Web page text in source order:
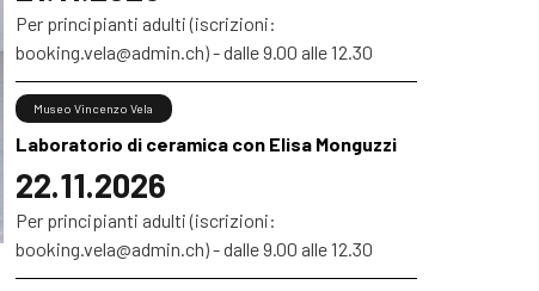
Per principianti adulti (iscrizioni:
booking.vela@admin.ch) - dalle 9.00 alle 12.30
Laboratorio di ceramica con Elisa Monguzzi
22.11.2026
Museo Vincenzo Vela
Per principianti adulti (iscrizioni:
booking.vela@admin.ch) - dalle 9.00 alle 12.30